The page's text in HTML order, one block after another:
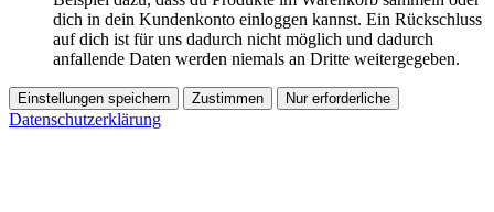
dich in dein Kundenkonto einloggen kannst. Ein Rückschluss
auf dich ist für uns dadurch nicht möglich und dadurch
anfallende Daten werden niemals an Dritte weitergegeben.
Einstellungen speichern Zustimmen Nur erforderliche
Datenschutzerklärung